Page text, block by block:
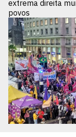
extrema direita
povos